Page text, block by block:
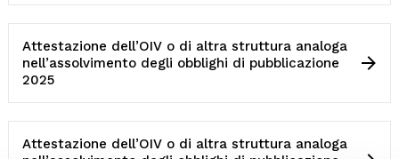
Attestazione dell’OIV o di altra struttura analoga
nell’assolvimento degli obblighi di pubblicazione
2025
Attestazione dell’OIV o di altra struttura analoga